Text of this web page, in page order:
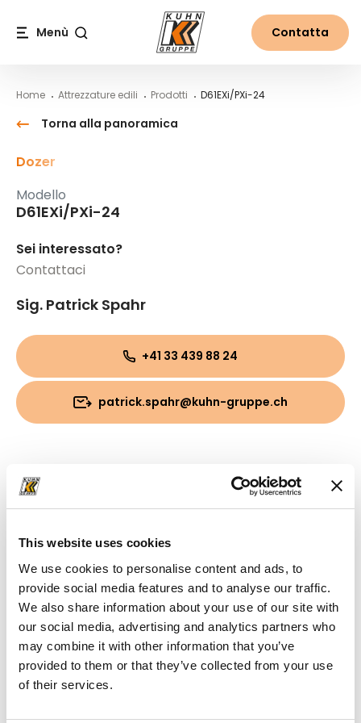
This website uses cookies
We use cookies to personalise content and ads, to
provide social media features and to analyse our traffic.
We also share information about your use of our site with
our social media, advertising and analytics partners who
may combine it with other information that you’ve
provided to them or that they’ve collected from your use
of their services.
Menù Contatta
Home Attrezzature edili Prodotti D61EXi/PXi-24
Torna alla panoramica
Dozer
Modello
D61EXi/PXi-24
Sei interessato?
Contattaci
Sig. Patrick Spahr
+41 33 439 88 24
patrick.spahr@kuhn-gruppe.ch
Download
Cartella